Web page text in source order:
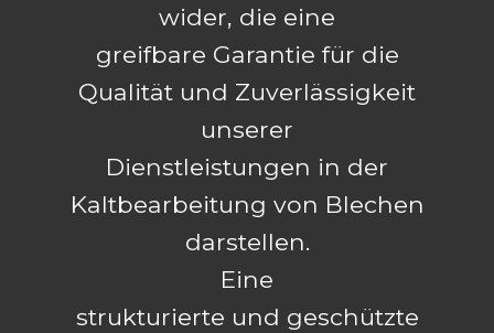
wider, die eine
greifbare Garantie für die
Qualität und Zuverlässigkeit
unserer
Dienstleistungen in der
Kaltbearbeitung von Blechen
darstellen.
Eine
strukturierte und geschützte